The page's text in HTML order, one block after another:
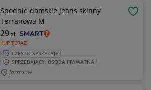
Spodnie damskie jeans skinny
Terranowa M
KUP TERAZ
29zł
CZĘSTO SPRZEDAJE
SPRZEDAJĄCY: OSOBA PRYWATNA
Jarosław